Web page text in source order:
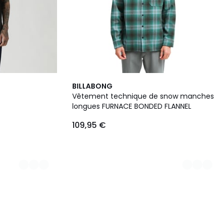
BILLABONG
Vêtement technique de snow manches
longues FURNACE BONDED FLANNEL
109,95 €
2
Couleurs